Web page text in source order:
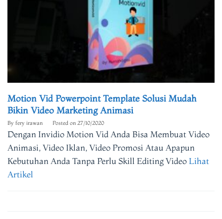
Motion Vid Powerpoint Template Solusi Mudah
Bikin Video Marketing Animasi
By fery irawan Posted on 27/10/2020
Dengan Invidio Motion Vid Anda Bisa Membuat Video
Animasi, Video Iklan, Video Promosi Atau Apapun
Kebutuhan Anda Tanpa Perlu Skill Editing VideoLihat
Artikel